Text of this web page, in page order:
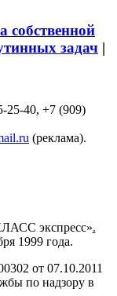
собственной
задач |
25-40, +7 (909)
(реклама).
экспресс».
1999 года.
от 07.10.2011
по надзору в